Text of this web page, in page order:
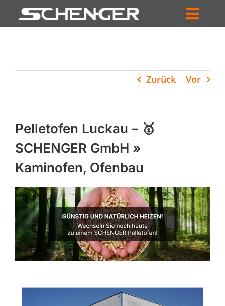
Inhalt
HÄNDLERSUCHE
UNTERNEHMEN
PROFIL
WARENKORB
PRODUCTS
SEARCH
Zurück Vor
Pelletofen Luckau – 🥇
SCHENGER GmbH »
Kaminofen, Ofenbau